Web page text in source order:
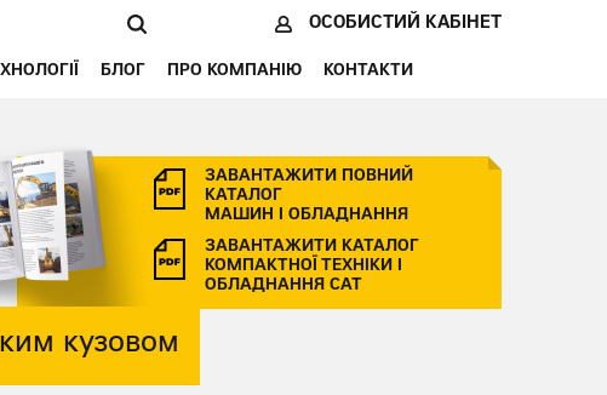
БЛОГ ПРО КОМПАНІЮ КОНТАКТИ
ОСОБИСТИЙ КАБІНЕТ
ЗАВАНТАЖИТИ ПОВНИЙ
КАТАЛОГ
МАШИН І ОБЛАДНАННЯ
ЗАВАНТАЖИТИ КАТАЛОГ
КОМПАКТНОЇ ТЕХНІКИ І
ОБЛАДНАННЯ CAT
кузовом